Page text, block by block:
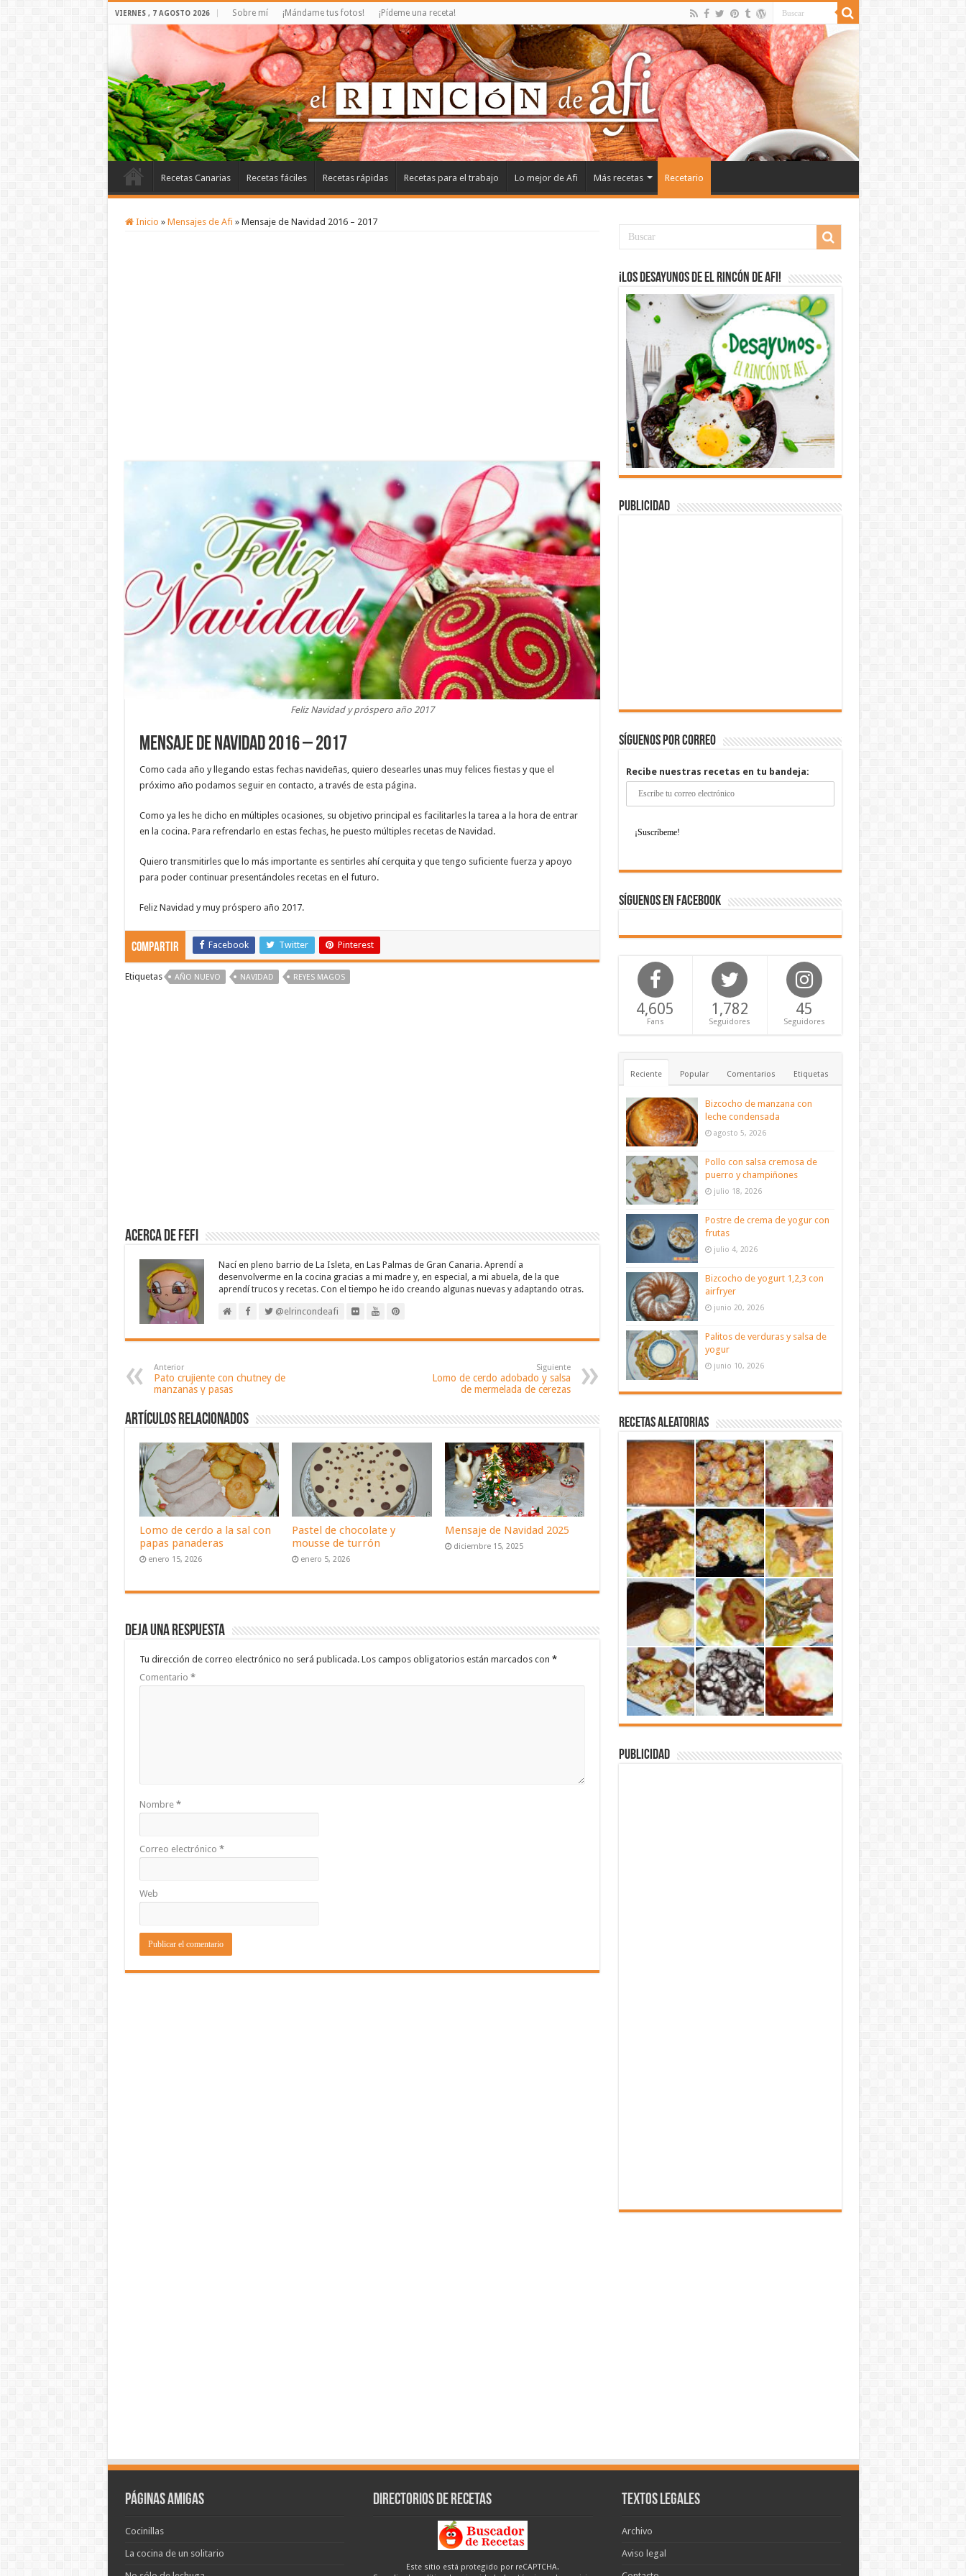
VIERNES , 7 AGOSTO 2026 Sobre mí ¡Mándame tus fotos! ¡Pídeme una receta!
Recetas Canarias Recetas fáciles Recetas rápidas Recetas para el trabajo Lo mejor de Afi Más recetas Recetario
Inicio » Mensajes de Afi » Mensaje de Navidad 2016 – 2017
Feliz Navidad y próspero año 2017
Mensaje de Navidad 2016 – 2017
Como cada año y llegando estas fechas navideñas, quiero desearles unas muy felices fiestas y que el
próximo año podamos seguir en contacto, a través de esta página.
Como ya les he dicho en múltiples ocasiones, su objetivo principal es facilitarles la tarea a la hora de entrar
en la cocina. Para refrendarlo en estas fechas, he puesto múltiples recetas de Navidad.
Quiero transmitirles que lo más importante es sentirles ahí cerquita y que tengo suficiente fuerza y apoyo
para poder continuar presentándoles recetas en el futuro.
Feliz Navidad y muy próspero año 2017.
Compartir Facebook Twitter Pinterest
Etiquetas AÑO NUEVO NAVIDAD REYES MAGOS
Acerca de Fefi
Nací en pleno barrio de La Isleta, en Las Palmas de Gran Canaria. Aprendí a
desenvolverme en la cocina gracias a mi madre y, en especial, a mi abuela, de la que
aprendí trucos y recetas. Con el tiempo he ido creando algunas nuevas y adaptando otras.
@elrincondeafi
Anterior
Pato crujiente con chutney de
manzanas y pasas
Siguiente
Lomo de cerdo adobado y salsa
de mermelada de cerezas
Artículos relacionados
Lomo de cerdo a la sal con
papas panaderas
enero 15, 2026
Pastel de chocolate y
mousse de turrón
enero 5, 2026
Mensaje de Navidad 2025
diciembre 15, 2025
Deja una respuesta
Tu dirección de correo electrónico no será publicada. Los campos obligatorios están marcados con *
Comentario *
Nombre *
Correo electrónico *
Web
¡Los desayunos de El Rincón de Afi!
Publicidad
Síguenos por correo
Recibe nuestras recetas en tu bandeja:
Síguenos en Facebook
4,605
Fans
1,782
Seguidores
45
Seguidores
Reciente Popular Comentarios Etiquetas
Bizcocho de manzana con
leche condensada
agosto 5, 2026
Pollo con salsa cremosa de
puerro y champiñones
julio 18, 2026
Postre de crema de yogur con
frutas
julio 4, 2026
Bizcocho de yogurt 1,2,3 con
airfryer
junio 20, 2026
Palitos de verduras y salsa de
yogur
junio 10, 2026
Recetas aleatorias
Publicidad
Páginas amigas
Cocinillas
La cocina de un solitario
Directorios de recetas
Este sitio está protegido por reCAPTCHA.
Textos legales
Archivo
Aviso legal